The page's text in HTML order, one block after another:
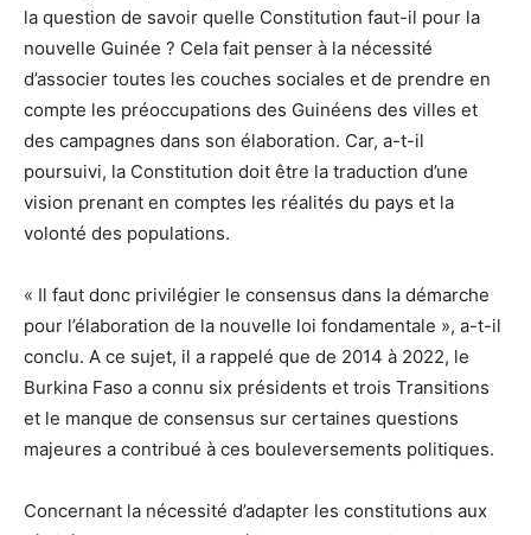
la question de savoir quelle Constitution faut-il pour la
nouvelle Guinée ? Cela fait penser à la nécessité
d’associer toutes les couches sociales et de prendre en
compte les préoccupations des Guinéens des villes et
des campagnes dans son élaboration. Car, a-t-il
poursuivi, la Constitution doit être la traduction d’une
vision prenant en comptes les réalités du pays et la
volonté des populations.
« Il faut donc privilégier le consensus dans la démarche
pour l’élaboration de la nouvelle loi fondamentale », a-t-il
conclu. A ce sujet, il a rappelé que de 2014 à 2022, le
Burkina Faso a connu six présidents et trois Transitions
et le manque de consensus sur certaines questions
majeures a contribué à ces bouleversements politiques.
Concernant la nécessité d’adapter les constitutions aux